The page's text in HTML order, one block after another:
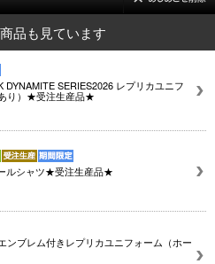
品も見ています
DYNAMITE SERIES2026 レプリカユニフ
り）★受注生産品★
ルシャツ★受注生産品★
ンブレム付きレプリカユニフォーム（ホー